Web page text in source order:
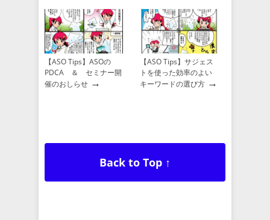
【ASO Tips】ASOの
PDCA ＆ セミナー開
催のおしらせ →
【ASO Tips】サジェス
トを使った効率のよい
キーワードの選び方 →
Back to Top ↑